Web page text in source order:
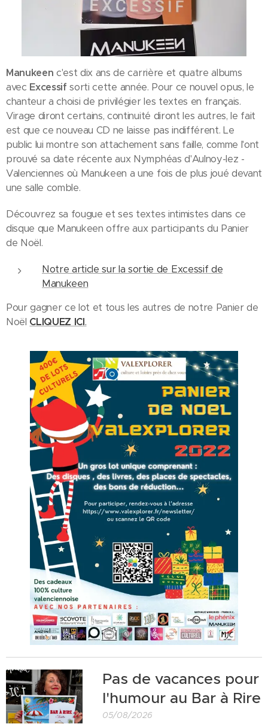
Manukeen c'est dix ans de carrière et quatre albums
avec Excessifsorti cette année. Pour ce nouvel opus, le
chanteur a choisi de privilégier les textes en français.
Virage diront certains, continuité diront les autres, le fait
est que ce nouveau CD ne laisse pas indifférent. Le
public lui montre son attachement sans faille, comme l'ont
prouvé sa date récente aux Nymphéas d'Aulnoy-lez -
Valenciennes où Manukeen a une fois de plus joué devant
une salle comble.
Découvrez sa fougue et ses textes intimistes dans ce
disque que Manukeen offre aux participants du Panier
de Noël.
Notre article sur la sortie de Excessif de
Manukeen
Pour gagner ce lot et tous les autres de notre Panier de
Noël CLIQUEZ ICI.
Pas de vacances pour
l'humour au Bar à Rire
05/08/2026